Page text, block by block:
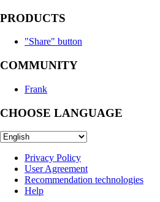
PRODUCTS
"Share" button
COMMUNITY
Frank
CHOOSE LANGUAGE
Privacy Policy
User Agreement
Recommendation technologies
Help